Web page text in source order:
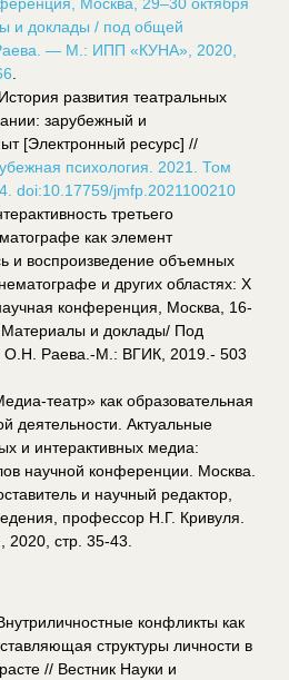
и доклады / под общей
— М.: ИПП «КУНА», 2020,
развития театральных
зарубежный и
[Электронный ресурс] //
психология. 2021. Том
doi:10.17759/jmfp.2021100210
третьего
как элемент
и воспроизведение объемных
и других областях: X
конференция, Москва, 16-
Материалы и доклады/ Под
О.Н. Раева.-М.: ВГИК, 2019.- 503
театр» как образовательная
деятельности. Актуальные
и интерактивных медиа:
научной конференции. Москва.
и научный редактор,
профессор Н.Г. Кривуля.
cтр. 35-43.
конфликты как
структуры личности в
// Вестник Науки и